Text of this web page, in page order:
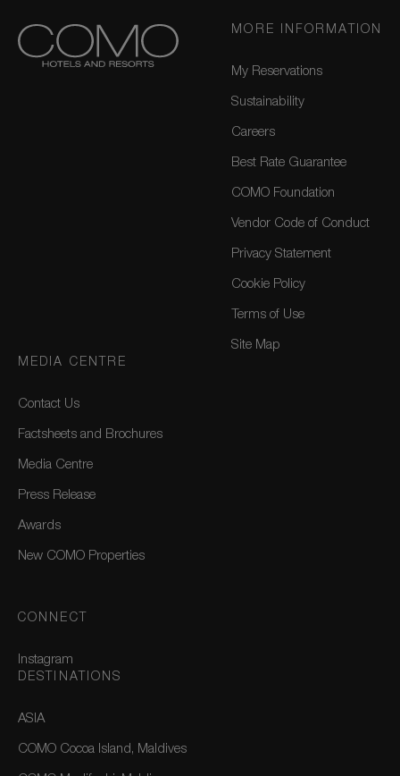
MORE INFORMATION
My Reservations
Sustainability
Careers
Best Rate Guarantee
COMO Foundation
Vendor Code of Conduct
Privacy Statement
Cookie Policy
Terms of Use
Site Map
MEDIA CENTRE
Contact Us
Factsheets and Brochures
Media Centre
Press Release
Awards
New COMO Properties
CONNECT
Instagram
DESTINATIONS
ASIA
COMO Cocoa Island, Maldives